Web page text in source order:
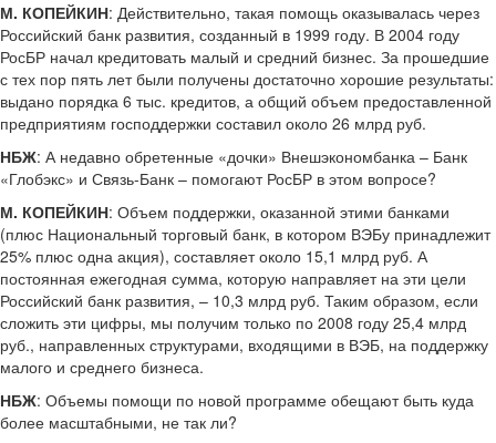
М. КОПЕЙКИН: Действительно, такая помощь оказывалась через
Российский банк развития, созданный в 1999 году. В 2004 году
РосБР начал кредитовать малый и средний бизнес. За прошедшие
с тех пор пять лет были получены достаточно хорошие результаты:
выдано порядка 6 тыс. кредитов, а общий объем предоставленной
предприятиям господдержки составил около 26 млрд руб.
НБЖ: А недавно обретенные «дочки» Внешэкономбанка – Банк
«Глобэкс» и Связь-Банк – помогают РосБР в этом вопросе?
М. КОПЕЙКИН: Объем поддержки, оказанной этими банками
(плюс Национальный торговый банк, в котором ВЭБу принадлежит
25% плюс одна акция), составляет около 15,1 млрд руб. А
постоянная ежегодная сумма, которую направляет на эти цели
Российский банк развития, – 10,3 млрд руб. Таким образом, если
сложить эти цифры, мы получим только по 2008 году 25,4 млрд
руб., направленных структурами, входящими в ВЭБ, на поддержку
малого и среднего бизнеса.
НБЖ: Объемы помощи по новой программе обещают быть куда
более масштабными, не так ли?